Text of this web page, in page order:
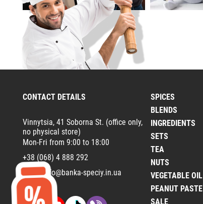
CONTACT DETAILS
Vinnytsia, 41 Soborna St. (office only,
no physical store)
Mon-Fri from 9:00 to 18:00
+38 (068) 4 888 292
info@banka-speciy.in.ua
SPICES
BLENDS
INGREDIENTS
SETS
TEA
NUTS
VEGETABLE OIL
PEANUT PASTE
SALE